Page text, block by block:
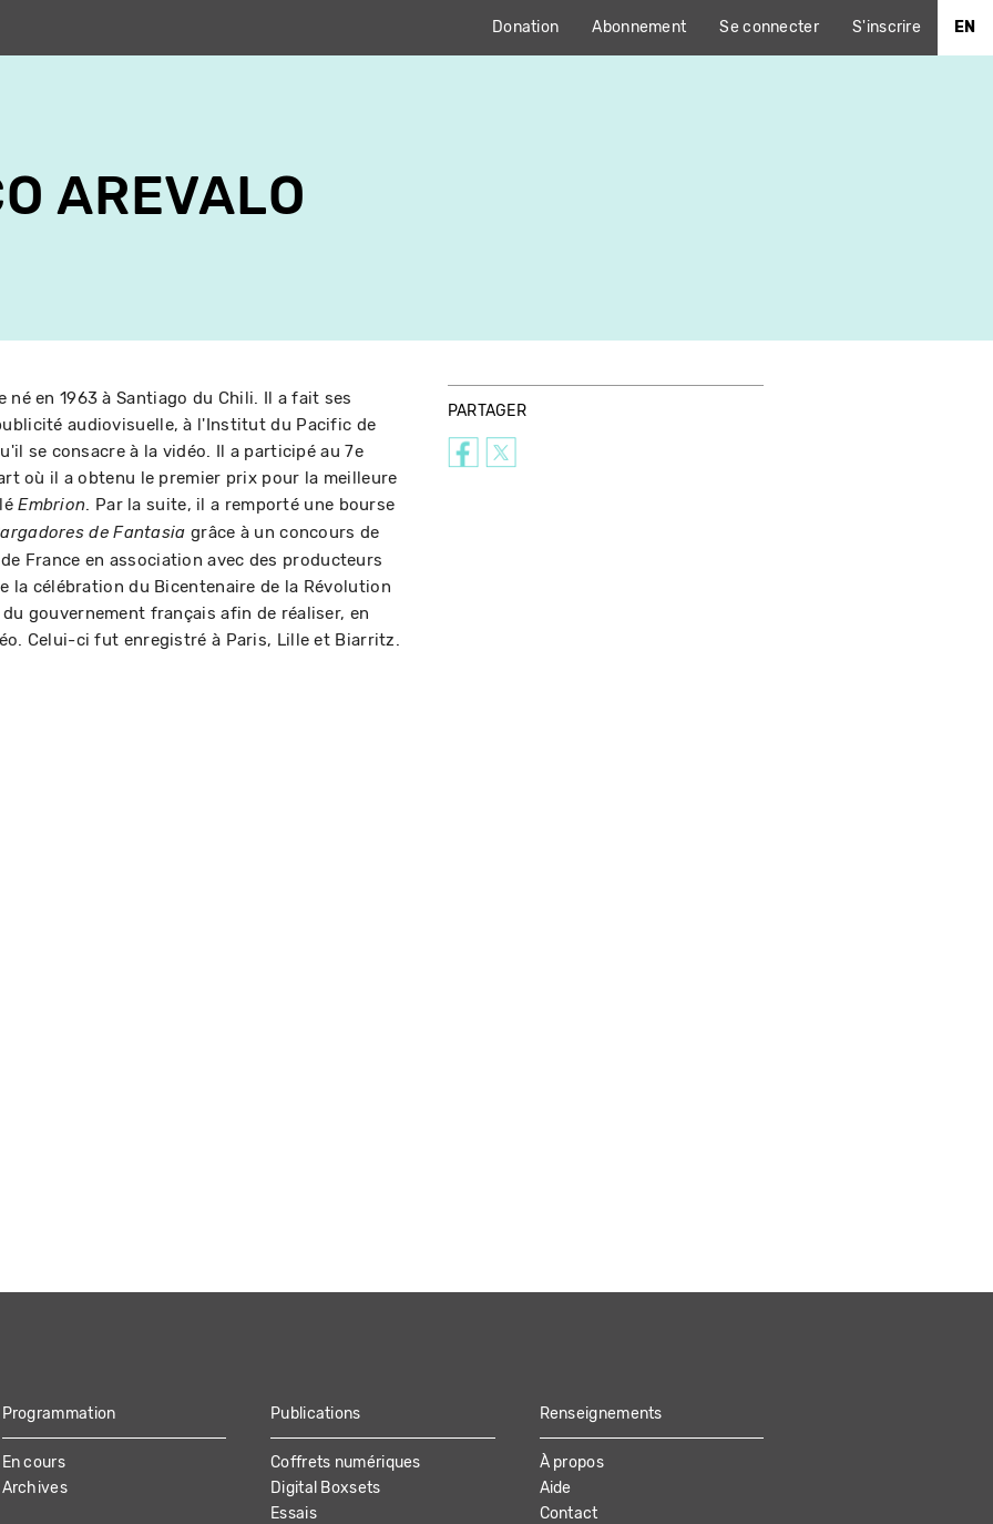
Donation Abonnement Se connecter S'inscrire EN
AREVALO
en 1963 à Santiago du Chili. Il a fait ses
audiovisuelle, à l'Institut du Pacific de
se consacre à la vidéo. Il a participé au 7e
où il a obtenu le premier prix pour la meilleure
Embrion. Par la suite, il a remporté une bourse
de Fantasia grâce à un concours de
France en association avec des producteurs
la célébration du Bicentenaire de la Révolution
gouvernement français afin de réaliser, en
Celui-ci fut enregistré à Paris, Lille et Biarritz.
PARTAGER
Programmation
En cours
Archives
Publications
Coffrets numériques
Digital Boxsets
Essais
Renseignements
À propos
Aide
Contact